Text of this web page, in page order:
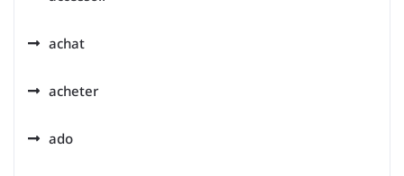
achat
acheter
ado